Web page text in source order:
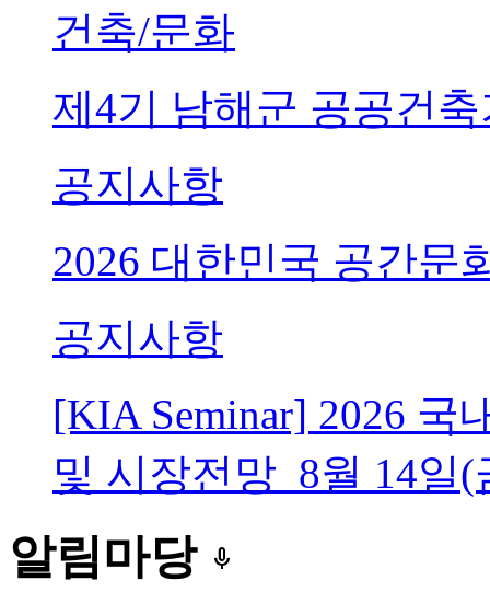
건축/문화
제4기 남해군 공공건
공지사항
2026 대한민국 공간문
공지사항
[KIA Seminar] 2026 국
및 시장전망_8월 14일(
알림마당 keyboard_voice